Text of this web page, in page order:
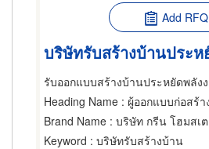
Add RFQ
บริษัทรับสร้างบ้านประ
รับออกแบบสร้างบ้านประหยัดพลัง
Heading Name : ผู้ออกแบบก่อสร้าง,ผู้รับเหมา ซ่อมฐานร
Brand Name : บริษัท กรีน โฮมสเ
Keyword : บริษัทรับสร้างบ้าน